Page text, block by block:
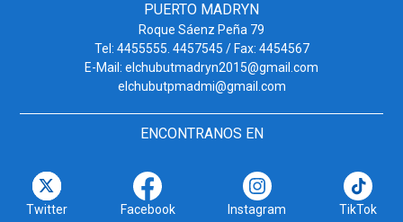
PUERTO MADRYN
Roque Sáenz Peña 79
Tel: 4455555. 4457545 / Fax: 4454567
E-Mail: elchubutmadryn2015@gmail.com
elchubutpmadmi@gmail.com
ENCONTRANOS EN
Twitter Facebook Instagram TikTok